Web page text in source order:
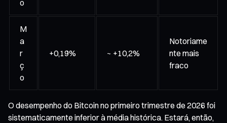
o
M
a
r
ç
o
+0,19% ~ +10,2%
Notoriame
nte mais
fraco
O desempenho do Bitcoin no primeiro trimestre de 2026 foi
sistematicamente inferior à média histórica. Estará, então,